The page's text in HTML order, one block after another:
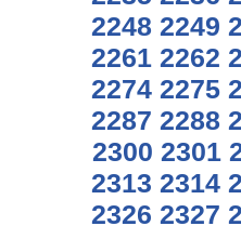
2248 2249
2261 2262
2274 2275
2287 2288
2300 2301
2313 2314
2326 2327